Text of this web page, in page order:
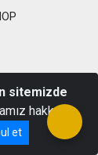
sitemizde
hakkında
et